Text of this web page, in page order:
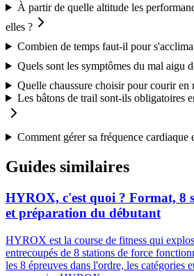
À partir de quelle altitude les
elles ?
Combien de temps faut-il pour
Quels sont les symptômes du mal aigu
Quelle chaussure choisir pour courir en
Les bâtons de trail sont-ils obligatoires
Comment gérer sa fréquence cardiaque
Guides similaires
HYROX, c'est quoi ? Format, 8
et préparation du débutant
HYROX est la course de fitness qui
entrecoupés de 8 stations de force
les 8 épreuves dans l'ordre, les catégories